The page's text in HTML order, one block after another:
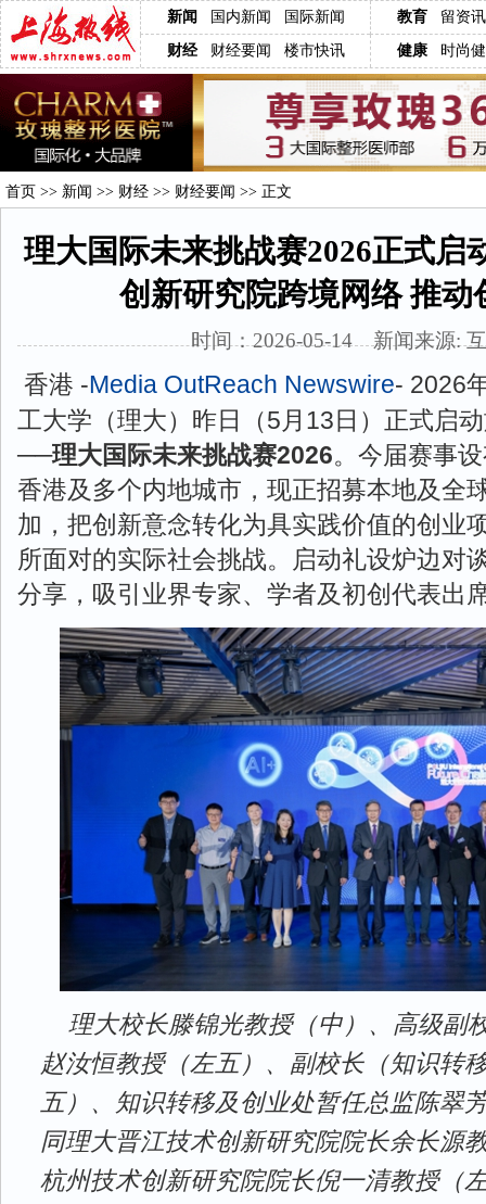
新闻 国内新闻 国际新闻 教育 留资
财经 财经要闻 楼市快讯 健康 时尚
首页 >> 新闻 >> 财经 >> 财经要闻 >> 正文
理大国际未来挑战赛2026正式启
创新研究院跨境网络 推动
时间：2026-05-14 新闻来源:
香港 -Media OutReach Newswire- 2026
工大学（理大）昨日（5月13日）正式启
──理大国际未来挑战赛2026。今届赛事
香港及多个内地城市，现正招募本地及全
加，把创新意念转化为具实践价值的创业
所面对的实际社会挑战。启动礼设炉边对
分享，吸引业界专家、学者及初创代表出
理大校长滕锦光教授（中）、高级副
赵汝恒教授（左五）、副校长（知识转
五）、知识转移及创业处暂任总监陈翠
同理大晋江技术创新研究院院长余长源
杭州技术创新研究院院长倪一清教授（